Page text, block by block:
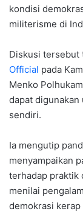
kondisi
militerisme di
Diskusi tersebut
Official pada
Menko
dapat
sendiri.
Ia mengutip
menyampaikan
terhadap praktik
menilai
demokrasi